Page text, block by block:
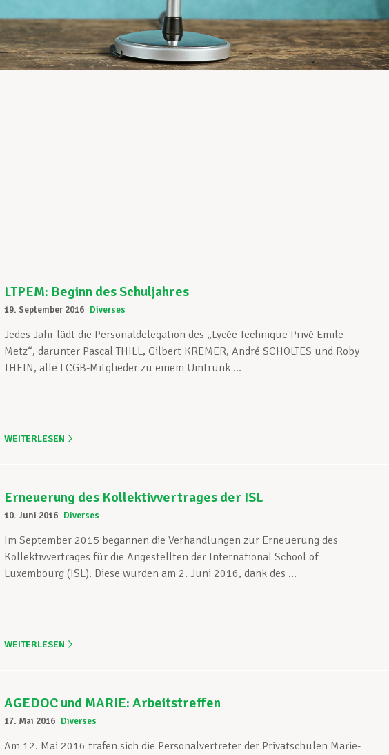
LTPEM: Beginn des Schuljahres
19. September 2016 Diverses
Jedes Jahr lädt die Personaldelegation des „Lycée Technique Privé Emile
Metz“, darunter Pascal THILL, Gilbert KREMER, André SCHOLTES und Roby
THEIN, alle LCGB-Mitglieder zu einem Umtrunk ...
WEITERLESEN
Erneuerung des Kollektivvertrages der ISL
10. Juni 2016 Diverses
Im September 2015 begannen die Verhandlungen zur Erneuerung des
Kollektivvertrages für die Angestellten der International School of
Luxembourg (ISL). Diese wurden am 2. Juni 2016, dank des ...
WEITERLESEN
AGEDOC und MARIE: Arbeitstreffen
17. Mai 2016 Diverses
Am 12. Mai 2016 trafen sich die Personalvertreter der Privatschulen Marie-